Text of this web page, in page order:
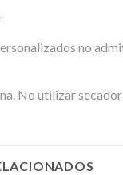
no
No utilizar